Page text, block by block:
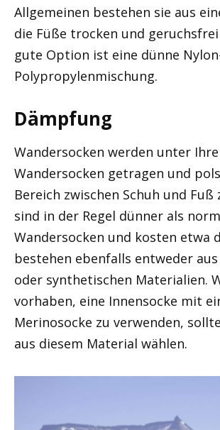
Allgemeinen bestehen sie aus
die Füße trocken und
gute Option ist eine dünne
Polypropylenmischung.
Dämpfung
Wandersocken werden unter
Wandersocken getragen und
Bereich zwischen Schuh und Fuß
sind in der Regel dünner als
Wandersocken und kosten etwa
bestehen ebenfalls entweder
oder synthetischen Materialien.
vorhaben, eine Innensocke mit
Merinosocke zu verwenden,
aus diesem Material wählen.